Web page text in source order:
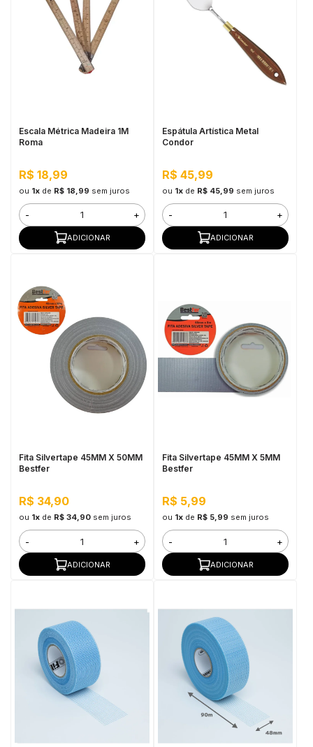
Escala Métrica Madeira 1M
Roma
R$ 18,99
ou 1xde R$ 18,99 sem juros
- +
ADICIONAR
Espátula Artística Metal
Condor
R$ 45,99
ou 1xde R$ 45,99 sem juros
- +
ADICIONAR
Fita Silvertape 45MM X 50MM
Bestfer
R$ 34,90
ou 1xde R$ 34,90 sem juros
- +
ADICIONAR
Fita Silvertape 45MM X 5MM
Bestfer
R$ 5,99
ou 1xde R$ 5,99 sem juros
- +
ADICIONAR